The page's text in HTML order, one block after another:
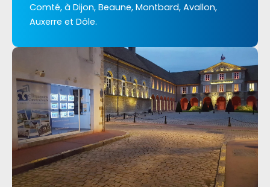
Comté, à Dijon, Beaune, Montbard, Avallon,
Auxerre et Dôle.